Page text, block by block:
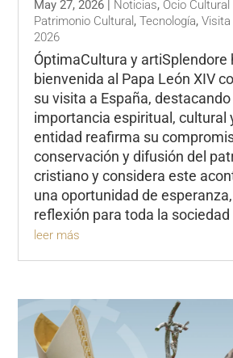
May 27, 2026 Noticias, Ocio
Patrimonio Cultural ,Tecnología,Visita
2026
ÓptimaCultura y artiSplendore
bienvenida al Papa León XIV
su visita a España, destacando
importancia espiritual, cultural
entidad reafirma su
conservación y difusión del
cristiano y considera este
una oportunidad de
reflexión para toda la
leer más